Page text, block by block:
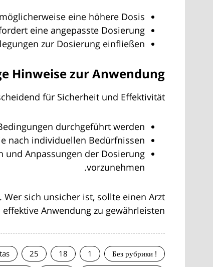
eine höhere Dosis.
eine angepasste Dosierung.
zur Dosierung einfließen.
Hinweise zur Anwendung
für Sicherheit und Effektivität:
durchgeführt werden.
nach individuellen Bedürfnissen.
Anpassungen der Dosierung
vorzunehmen.
sich unsicher ist, sollte einen Arzt
Anwendung zu gewährleisten.
! Без рубрики
1
18
25